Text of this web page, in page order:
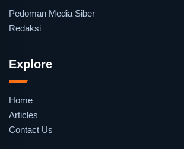
Pedoman Media Siber
Redaksi
Explore
Home
Articles
Contact Us